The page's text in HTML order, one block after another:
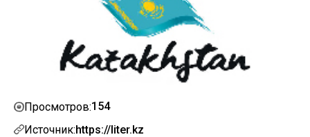
Просмотров:154
Источник:https://liter.kz